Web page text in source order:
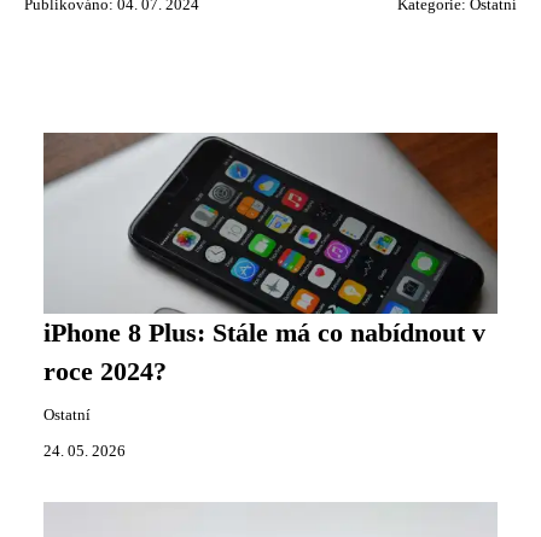
Publikováno: 04. 07. 2024 Kategorie: Ostatní
iPhone 8 Plus: Stále má co nabídnout v
roce 2024?
Ostatní
24. 05. 2026